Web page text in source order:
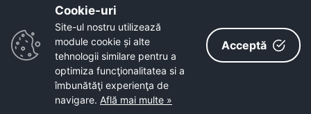
Copyright © 2021 - 2026 -
ResponsiveVoice
Non-Commercial License
Cookie-uri‎
Site-ul nostru utilizează
module cookie și alte
tehnologii similare pentru a
optimiza funcţionalitatea si a
îmbunătăţi experienţa de
navigare. Află mai multe »
Acceptă